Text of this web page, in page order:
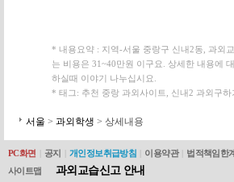
* 내용요약 : 지역-서울 중랑구 신내2동, 과외
는 비용은 31~40만원 이구요. 상세한 내용에
하실때 이야기 나누십시요.
* 태그: 추천 중랑 과외사이트, 신내2 과외구하
서울 > 과외학생 > 상세내용
PC화면 공지 개인정보취급방침 이용약관 법적책임한
사이트맵
과외교습신고 안내